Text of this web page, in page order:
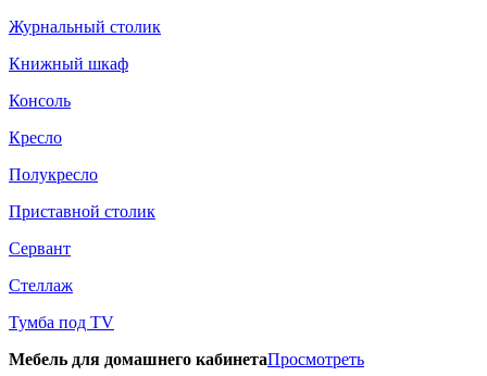
Журнальный столик
Книжный шкаф
Консоль
Кресло
Полукресло
Приставной столик
Сервант
Стеллаж
Тумба под TV
Мебель для домашнего кабинетаПросмотреть